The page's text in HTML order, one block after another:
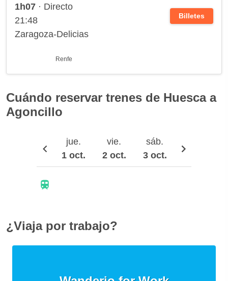
1h07 · Directo
21:48
Zaragoza-Delicias
Renfe
Billetes
Cuándo reservar trenes de Huesca a
Agoncillo
jue.
1 oct.
vie.
2 oct.
sáb.
3 oct.
¿Viaja por trabajo?